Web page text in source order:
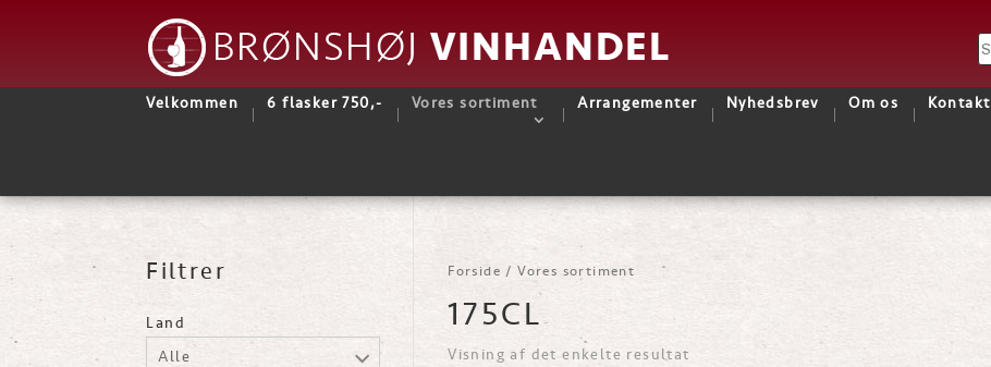
Velkommen 6 flasker 750,- Vores sortiment Arrangementer Nyhedsbrev Om os Kontakt
Forside / Vores sortiment
175CL
Visning af det enkelte resultat
Filtrer
Land
Alle